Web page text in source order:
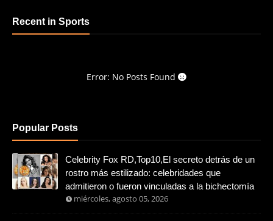
Recent in Sports
Error: No Posts Found
Popular Posts
Celebrity Fox RD,Top10,El secreto detrás de un
rostro más estilizado: celebridades que
admitieron o fueron vinculadas a la bichectomía
miércoles, agosto 05, 2026